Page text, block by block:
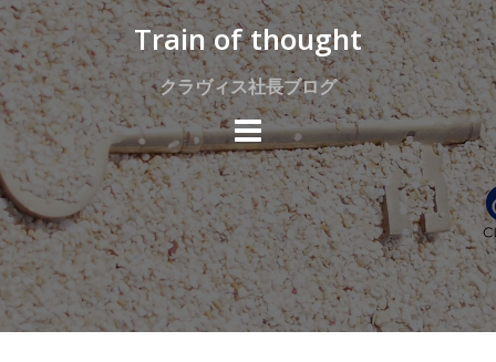
Skip
to
content
Train of thought
クラヴィス社長ブログ